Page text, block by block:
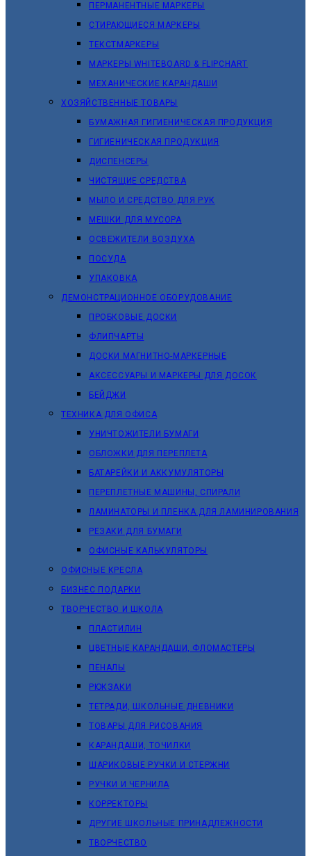
ПЕРМАНЕНТНЫЕ МАРКЕРЫ
СТИРАЮЩИЕСЯ МАРКЕРЫ
ТЕКСТМАРКЕРЫ
МАРКЕРЫ WHITEBOARD & FLIPCHART
МЕХАНИЧЕСКИЕ КАРАНДАШИ
ХОЗЯЙСТВЕННЫЕ ТОВАРЫ
БУМАЖНАЯ ГИГИЕНИЧЕСКАЯ ПРОДУКЦИЯ
ГИГИЕНИЧЕСКАЯ ПРОДУКЦИЯ
ДИСПЕНСЕРЫ
ЧИСТЯЩИЕ СРЕДСТВА
МЫЛО И СРЕДСТВО ДЛЯ РУК
МЕШКИ ДЛЯ МУСОРА
ОСВЕЖИТЕЛИ ВОЗДУХА
ПОСУДА
УПАКОВКА
ДЕМОНСТРАЦИОННОЕ ОБОРУДОВАНИЕ
ПРОБКОВЫЕ ДОСКИ
ФЛИПЧАРТЫ
ДОСКИ МАГНИТНО-МАРКЕРНЫЕ
АКСЕССУАРЫ И МАРКЕРЫ ДЛЯ ДОСОК
БЕЙДЖИ
ТЕХНИКА ДЛЯ ОФИСА
УНИЧТОЖИТЕЛИ БУМАГИ
ОБЛОЖКИ ДЛЯ ПЕРЕПЛЕТА
БАТАРЕЙКИ И АККУМУЛЯТОРЫ
ПЕРЕПЛЕТНЫЕ МАШИНЫ, СПИРАЛИ
ЛАМИНАТОРЫ И ПЛЕНКА ДЛЯ ЛАМИНИРОВАНИЯ
РЕЗАКИ ДЛЯ БУМАГИ
ОФИСНЫЕ КАЛЬКУЛЯТОРЫ
ОФИСНЫЕ КРЕСЛА
БИЗНЕС ПОДАРКИ
ТВОРЧЕСТВО И ШКОЛА
ПЛАСТИЛИН
ЦВЕТНЫЕ КАРАНДАШИ, ФЛОМАСТЕРЫ
ПЕНАЛЫ
РЮКЗАКИ
ТЕТРАДИ, ШКОЛЬНЫЕ ДНЕВНИКИ
ТОВАРЫ ДЛЯ РИСОВАНИЯ
КАРАНДАШИ, ТОЧИЛКИ
ШАРИКОВЫЕ РУЧКИ И СТЕРЖНИ
РУЧКИ И ЧЕРНИЛА
КОРРЕКТОРЫ
ДРУГИЕ ШКОЛЬНЫЕ ПРИНАДЛЕЖНОСТИ
ТВОРЧЕСТВО